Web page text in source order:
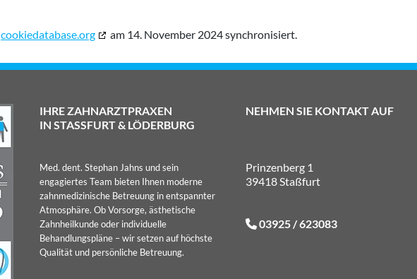
cookiedatabase.org am 14. November 2024 synchronisiert.
IHRE ZAHNARZTPRAXEN
IN STASSFURT & LÖDERBURG
Med. dent. Stephan Jahns und sein
engagiertes Team bieten Ihnen moderne
zahnmedizinische Betreuung in entspannter
Atmosphäre. Ob Vorsorge, ästhetische
Zahnheilkunde oder individuelle
Behandlungspläne – wir setzen auf höchste
Qualität und persönliche Betreuung.
NEHMEN SIE KONTAKT AUF
Prinzenberg 1
39418 Staßfurt
03925 / 623083